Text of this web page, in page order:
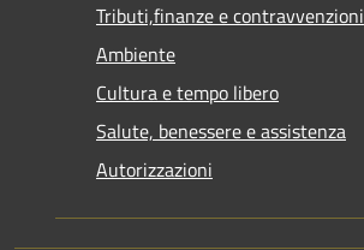
Tributi,finanze e contravvenzioni
Ambiente
Cultura e tempo libero
Salute, benessere e assistenza
Autorizzazioni